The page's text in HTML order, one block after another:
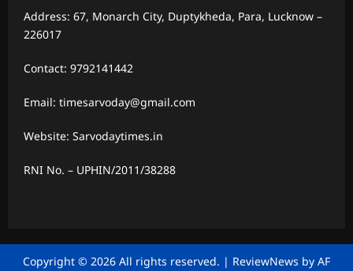
Address: 67, Monarch City, Duptykheda, Para, Lucknow –
226017
Contact: 9792141442
Email: timesarvoday@gmail.com
Website: Sarvodaytimes.in
RNI No. – UPHIN/2011/38288
Copyright © 2026 All rights reserved. | ReviewNews by AF